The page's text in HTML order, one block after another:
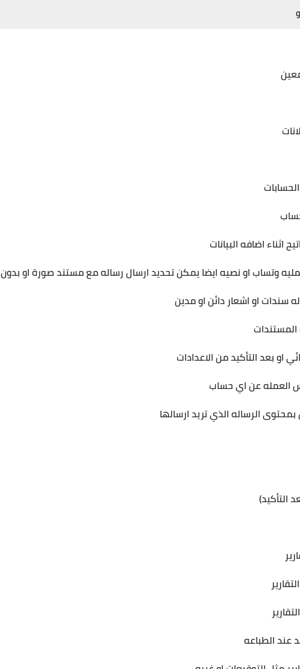
اضافه البيانات
وتساب او نصيه ايضا يمكن تحديد ارسال رساله مع مستند صورة او بدون
سندات او اشعار دائن او مدين
او بعد التأكيد من الاعدادات
العمله عن اي حساب
الرساله الذي تريد ارسالها
التأكيد)
عند الطباعه